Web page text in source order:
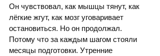
Он чувствовал, как мышцы тянут, как
лёгкие жгут, как мозг уговаривает
остановиться. Но он продолжал.
Потому что за каждым шагом стояли
месяцы подготовки. Утренние